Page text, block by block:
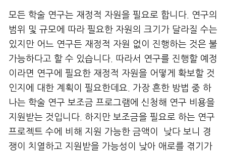
모든 학술 연구는 재정적 자원을 필요로 합니다. 연구의
범위 및 규모에 따라 필요한 자원의 크기가 달라질 수는
있지만 어느 연구든 재정적 자원 없이 진행하는 것은 불
가능하다고 할 수 있습니다. 따라서 연구를 진행할 예정
이라면 연구에 필요한 재정적 자원을 어떻게 확보할 것
인지에 대한 계획이 필요한데요. 가장 흔한 방법 중 하
나는 학술 연구 보조금 프로그램에 신청해 연구 비용을
지원받는 것입니다. 하지만 보조금을 필요로 하는 연구
프로젝트 수에 비해 지원 가능한 금액이 낮다 보니 경
쟁이 치열하고 지원받을 가능성이 낮아 애로를 겪기가